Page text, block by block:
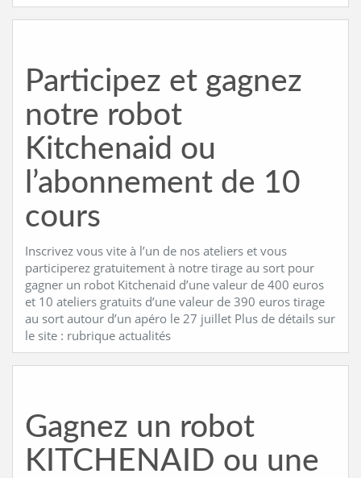
Participez et gagnez
notre robot
Kitchenaid ou
l’abonnement de 10
cours
Inscrivez vous vite à l’un de nos ateliers et vous
participerez gratuitement à notre tirage au sort pour
gagner un robot Kitchenaid d’une valeur de 400 euros
et 10 ateliers gratuits d’une valeur de 390 euros tirage
au sort autour d’un apéro le 27 juillet Plus de détails sur
le site : rubrique actualités
Gagnez un robot
KITCHENAID ou une